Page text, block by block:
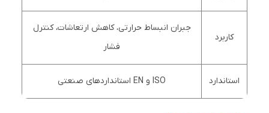
کاربرد
جبران انبساط حرارتی، کاهش ارتعاشات، کنترل
فشار
استاندارد ISO و EN استانداردهای صنعتی